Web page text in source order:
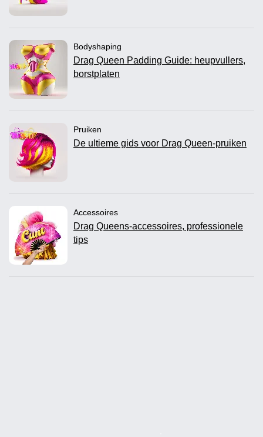
Bodyshaping
Drag Queen Padding Guide: heupvullers,
borstplaten
Pruiken
De ultieme gids voor Drag Queen-pruiken
Accessoires
Drag Queens-accessoires, professionele
tips